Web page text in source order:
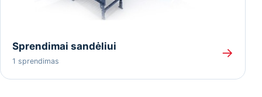
Sprendimai sandėliui
1 sprendimas
→